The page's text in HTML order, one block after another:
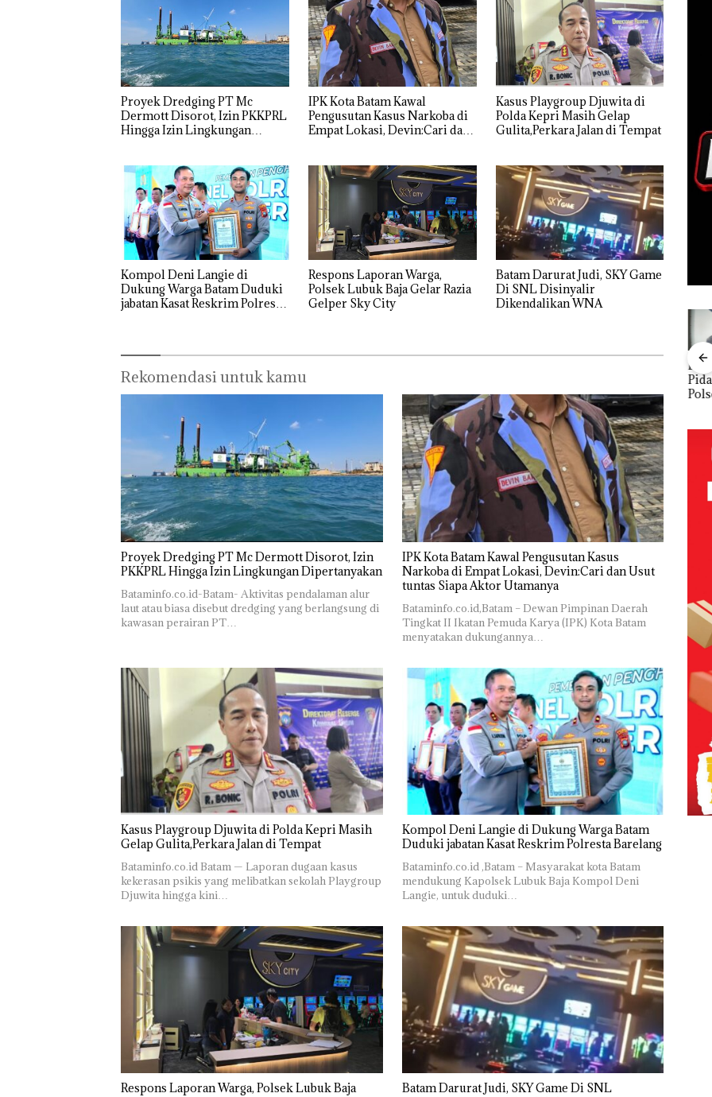
Proyek Dredging PT Mc
Dermott Disorot, Izin PKKPRL
Hingga Izin Lingkungan
IPK Kota Batam Kawal
Pengusutan Kasus Narkoba di
Empat Lokasi, Devin:Cari dan
Kasus Playgroup Djuwita di
Polda Kepri Masih Gelap
Gulita,Perkara Jalan di Tempat
Kompol Deni Langie di
Dukung Warga Batam Duduki
jabatan Kasat Reskrim Polresta
Respons Laporan Warga,
Polsek Lubuk Baja Gelar Razia
Gelper Sky City
Batam Darurat Judi, SKY Game
Di SNL Disinyalir
Dikendalikan WNA
Rekomendasi untuk kamu
Proyek Dredging PT Mc Dermott Disorot, Izin
PKKPRL Hingga Izin Lingkungan Dipertanyakan
Bataminfo.co.id-Batam- Aktivitas pendalaman alur
laut atau biasa disebut dredging yang berlangsung di
kawasan perairan PT…
IPK Kota Batam Kawal Pengusutan Kasus
Narkoba di Empat Lokasi, Devin:Cari dan Usut
tuntas Siapa Aktor Utamanya
Bataminfo.co.id,Batam – Dewan Pimpinan Daerah
Tingkat II Ikatan Pemuda Karya (IPK) Kota Batam
menyatakan dukungannya…
Kasus Playgroup Djuwita di Polda Kepri Masih
Gelap Gulita,Perkara Jalan di Tempat
Bataminfo.co.id Batam — Laporan dugaan kasus
kekerasan psikis yang melibatkan sekolah Playgroup
Djuwita hingga kini…
Kompol Deni Langie di Dukung Warga Batam
Duduki jabatan Kasat Reskrim Polresta Barelang
Bataminfo.co.id ,Batam – Masyarakat kota Batam
mendukung Kapolsek Lubuk Baja Kompol Deni
Langie, untuk duduki…
Respons Laporan Warga, Polsek Lubuk Baja
Batam Darurat Judi, SKY Game Di SNL
Pidana,
Polsek
Hentikan
Penyelidikan
Laporan
Anak Dibawa
Tanpa Izin:
Murni
Sengketa
Hak Asuh!
Winner”,
Abimanyu
Kibarkan
Merah Putih
Dua Kali di
Thailand
Pengelolaan
Laut di Kepri
Secara
Ilmiah,
Jangan
Sampai
Bertentangan
dengan
Konservasi
‘Bodong’
Tapi Cuma
Ditegur, LBH
Desak
Sekolah
Djuwita
Batam
Segera
Ditutup!
Network
Catat
Pertumbuha
n Pendapatan
Sebesar
12,7% Secara
Tahunan
PT
McDermott
Indonesia,
KSOP
Khusus
Batam
Tegaskan
Perizinan
Ada di BP
Batam